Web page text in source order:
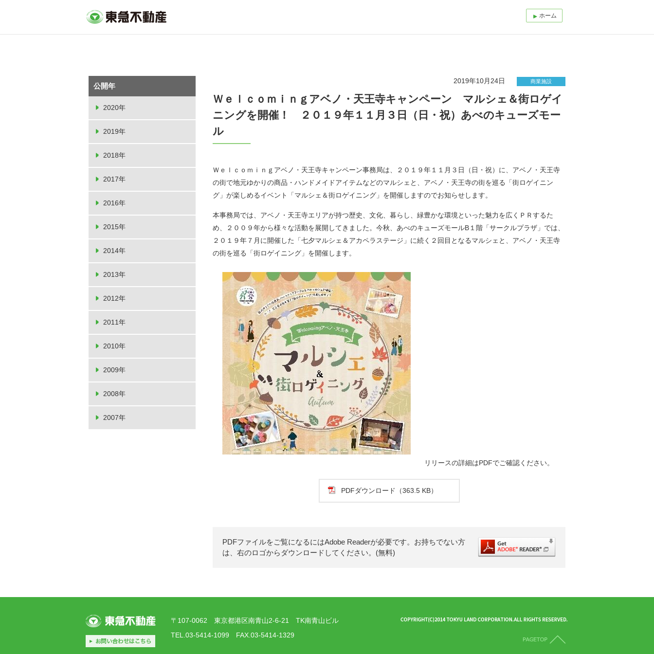
ホーム
公開年
2020年
2019年
2018年
2017年
2016年
2015年
2014年
2013年
2012年
2011年
2010年
2009年
2008年
2007年
2019年10月24日 商業施設
Ｗｅｌｃｏｍｉｎｇアベノ・天王寺キャンペーン マルシェ＆街ロゲイ
ニングを開催！ ２０１９年１１月３日（日・祝）あべのキューズモー
ル
Ｗｅｌｃｏｍｉｎｇアベノ・天王寺キャンペーン事務局は、２０１９年１１月３日（日・祝）に、アベノ・天王寺
の街で地元ゆかりの商品・ハンドメイドアイテムなどのマルシェと、アベノ・天王寺の街を巡る「街ロゲイニン
グ」が楽しめるイベント「マルシェ＆街ロゲイニング」を開催しますのでお知らせします。
本事務局では、アベノ・天王寺エリアが持つ歴史、文化、暮らし、緑豊かな環境といった魅力を広くＰＲするた
め、２００９年から様々な活動を展開してきました。今秋、あべのキューズモールB１階「サークルプラザ」では、
２０１９年７月に開催した「七夕マルシェ＆アカペラステージ」に続く２回目となるマルシェと、アベノ・天王寺
の街を巡る「街ロゲイニング」を開催します。
リリースの詳細はPDFでご確認ください。
PDFダウンロード（363.5 KB）
PDFファイルをご覧になるにはAdobe Readerが必要です。お持ちでない方
は、右のロゴからダウンロードしてください。(無料)
〒107-0062 東京都港区南青山2-6-21 TK南青山ビル
TEL.03-5414-1099 FAX.03-5414-1329